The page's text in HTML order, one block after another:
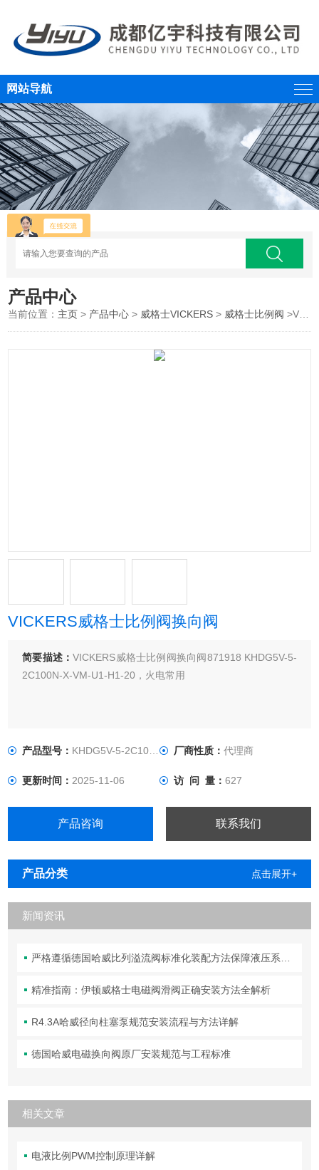
网站导航
产品中心
当前位置： 主页 > 产品中心 > 威格士VICKERS > 威格士比例阀 >VICKERS威格士比例阀换向阀
VICKERS威格士比例阀换向阀
简要描述：VICKERS威格士比例阀换向阀871918 KHDG5V-5-
2C100N-X-VM-U1-H1-20，火电常用
产品型号： KHDG5V-5-2C100N-X-VM-U1H1 厂商性质： 代理商
更新时间：2025-11-06 访 问 量： 627
产品咨询 联系我们
产品分类 点击展开+
新闻资讯
严格遵循德国哈威比列溢流阀标准化装配方法保障液压系统压力调控精准可靠
精准指南：伊顿威格士电磁阀滑阀正确安装方法全解析
R4.3A哈威径向柱塞泵规范安装流程与方法详解
德国哈威电磁换向阀原厂安装规范与工程标准
相关文章
电液比例PWM控制原理详解